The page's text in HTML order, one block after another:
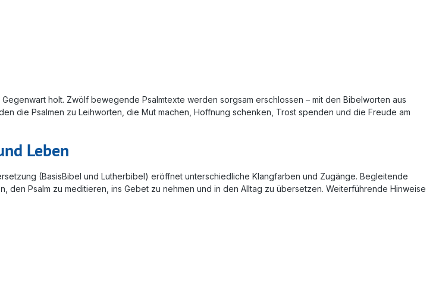
holt. Zwölf bewegende Psalmtexte werden sorgsam erschlossen – mit den Bibelworten aus
die Psalmen zu Leihworten, die Mut machen, Hoffnung schenken, Trost spenden und die Freude am
Leben
(BasisBibel und Lutherbibel) eröffnet unterschiedliche Klangfarben und Zugänge. Begleitende
Psalm zu meditieren, ins Gebet zu nehmen und in den Alltag zu übersetzen. Weiterführende Hinweise